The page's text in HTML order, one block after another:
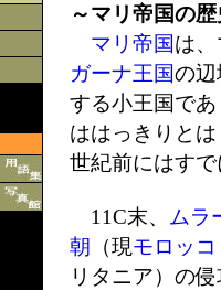
～マリ帝国の
マリ帝国は
ガーナ王国の
する小王国で
ははっきりと
世紀前にはす
11C末、
ムラ
朝 （現モロッコ
リタニア）の